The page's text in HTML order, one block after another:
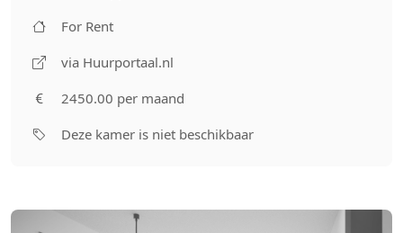
For Rent
via Huurportaal.nl
2450.00 per maand
Deze kamer is niet beschikbaar